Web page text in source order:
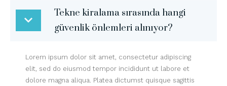
Tekne kiralama sırasında hangi
güvenlik önlemleri alınıyor?
Lorem ipsum dolor sit amet, consectetur adipiscing
elit, sed do eiusmod tempor incididunt ut labore et
dolore magna aliqua. Platea dictumst quisque sagittis